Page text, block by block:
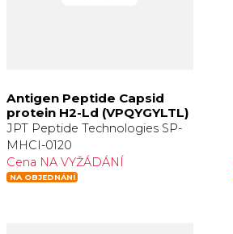
Antigen Peptide Capsid
protein H2-Ld (VPQYGYLTL)
JPT Peptide Technologies SP-
MHCI-0120
Cena NA VYŽÁDÁNÍ
NA OBJEDNÁNÍ